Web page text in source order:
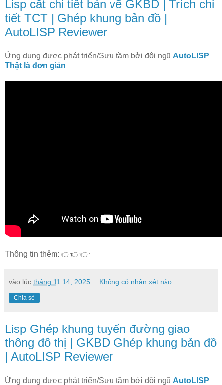
Lisp cắt chi tiết bản vẽ GKBD | Trích chi
tiết TCT | Ghép khung bản đồ |
AutoLISP Reviewer
Ứng dụng được phát triển/Sưu tầm bởi đội ngũ AutoLISP
Thật là đơn giản
Thông tin thêm: 👉👉👉
vào lúc tháng 11 14, 2025 Không có nhận xét nào:
Chia sẻ
Lisp Ghép khung tuyến đường giao
thông đô thị | GKBD Ghép khung bản đồ
| AutoLISP Reviewer
Ứng dụng được phát triển/Sưu tầm bởi đội ngũ AutoLISP